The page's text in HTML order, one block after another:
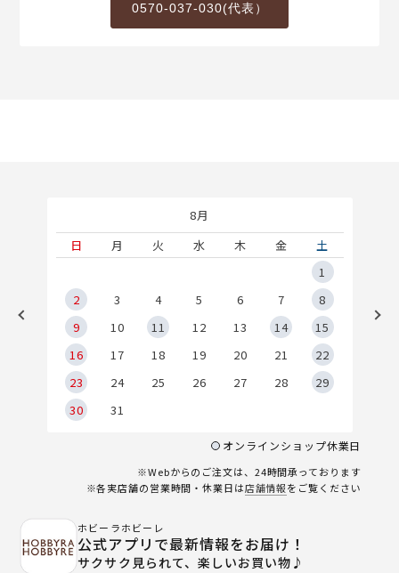
0570-037-030(代表）
8月
日
月 火 水 木 金
土
1
2
3 4 5 6 7
8
9
10 11 12 13 14
15
16
17 18 19 20 21
22
23
24 25 26 27 28
29
30
31
オンラインショップ休業日
※Webからのご注文は、24時間承っております
※各実店舗の営業時間・休業日は店舗情報をご覧ください
ホビーラホビーレ
公式アプリで最新情報をお届け！
サクサク見られて、楽しいお買い物♪